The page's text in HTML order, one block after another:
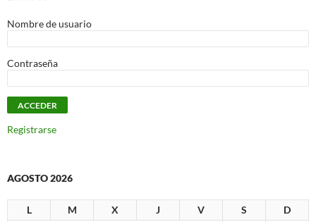
Nombre de usuario
Contraseña
Registrarse
AGOSTO 2026
L M X J V S
D